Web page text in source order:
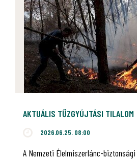
AKTUÁLIS TŰZGYÚJTÁSI TILALOM
2026.06.25. 08:00
A Nemzeti Élelmiszerlánc-